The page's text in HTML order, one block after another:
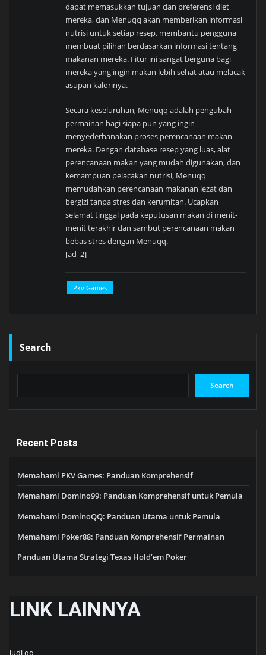
dapat memasukkan tujuan dan preferensi diet
mereka, dan Menuqq akan memberikan informasi
nutrisi untuk setiap resep, membantu pengguna
membuat pilihan berdasarkan informasi tentang
makanan mereka. Fitur ini sangat berguna bagi
mereka yang ingin makan lebih sehat atau melacak
asupan kalorinya.
Secara keseluruhan, Menuqq adalah pengubah
permainan bagi siapa pun yang ingin
menyederhanakan proses perencanaan makan
mereka. Dengan database resep yang luas, alat
perencanaan makan yang mudah digunakan, dan
kemampuan pelacakan nutrisi, Menuqq
memudahkan perencanaan makanan lezat dan
bergizi tanpa stres dan kerumitan. Ucapkan
selamat tinggal pada keputusan makan di menit-
menit terakhir dan sambut perencanaan makan
bebas stres dengan Menuqq.
[ad_2]
Pkv Games
Search
Search
Recent Posts
Memahami PKV Games: Panduan Komprehensif
Memahami Domino99: Panduan Komprehensif untuk Pemula
Memahami DominoQQ: Panduan Utama untuk Pemula
Memahami Poker88: Panduan Komprehensif Permainan
Panduan Utama Strategi Texas Hold’em Poker
LINK LAINNYA
judi qq